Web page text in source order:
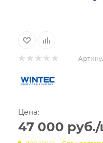
Цена:
47 000 руб.